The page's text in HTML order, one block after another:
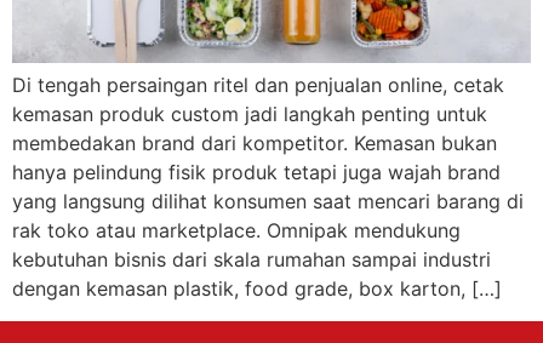
Di tengah persaingan ritel dan penjualan online, cetak
kemasan produk custom jadi langkah penting untuk
membedakan brand dari kompetitor. Kemasan bukan
hanya pelindung fisik produk tetapi juga wajah brand
yang langsung dilihat konsumen saat mencari barang di
rak toko atau marketplace. Omnipak mendukung
kebutuhan bisnis dari skala rumahan sampai industri
dengan kemasan plastik, food grade, box karton, […]